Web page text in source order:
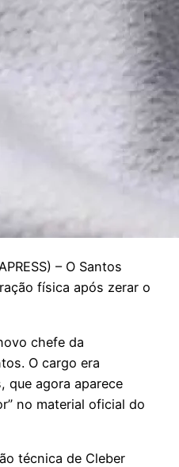
– O Santos
física após zerar o
chefe da
O cargo era
que agora aparece
no material oficial do
técnica de Cleber